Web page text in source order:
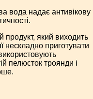
вода надає антивікову
продукт, який виходить
нескладно приготувати
пелюсток троянди і